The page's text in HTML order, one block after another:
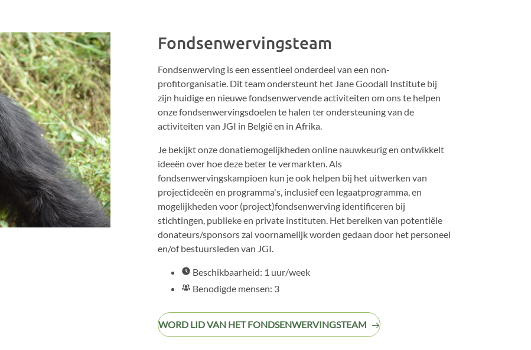
Fondsenwervingsteam
Fondsenwerving is een essentieel onderdeel van een non-
profitorganisatie. Dit team ondersteunt het Jane Goodall Institute bij
zijn huidige en nieuwe fondsenwervende activiteiten om ons te helpen
onze fondsenwervingsdoelen te halen ter ondersteuning van de
activiteiten van JGI in België en in Afrika.
Je bekijkt onze donatiemogelijkheden online nauwkeurig en ontwikkelt
ideeën over hoe deze beter te vermarkten. Als
fondsenwervingskampioen kun je ook helpen bij het uitwerken van
projectideeën en programma's, inclusief een legaatprogramma, en
mogelijkheden voor (project)fondsenwerving identificeren bij
stichtingen, publieke en private instituten. Het bereiken van potentiële
donateurs/sponsors zal voornamelijk worden gedaan door het personeel
en/of bestuursleden van JGI.
Beschikbaarheid: 1 uur/week
Benodigde mensen: 3
WORD LID VAN HET FONDSENWERVINGSTEAM